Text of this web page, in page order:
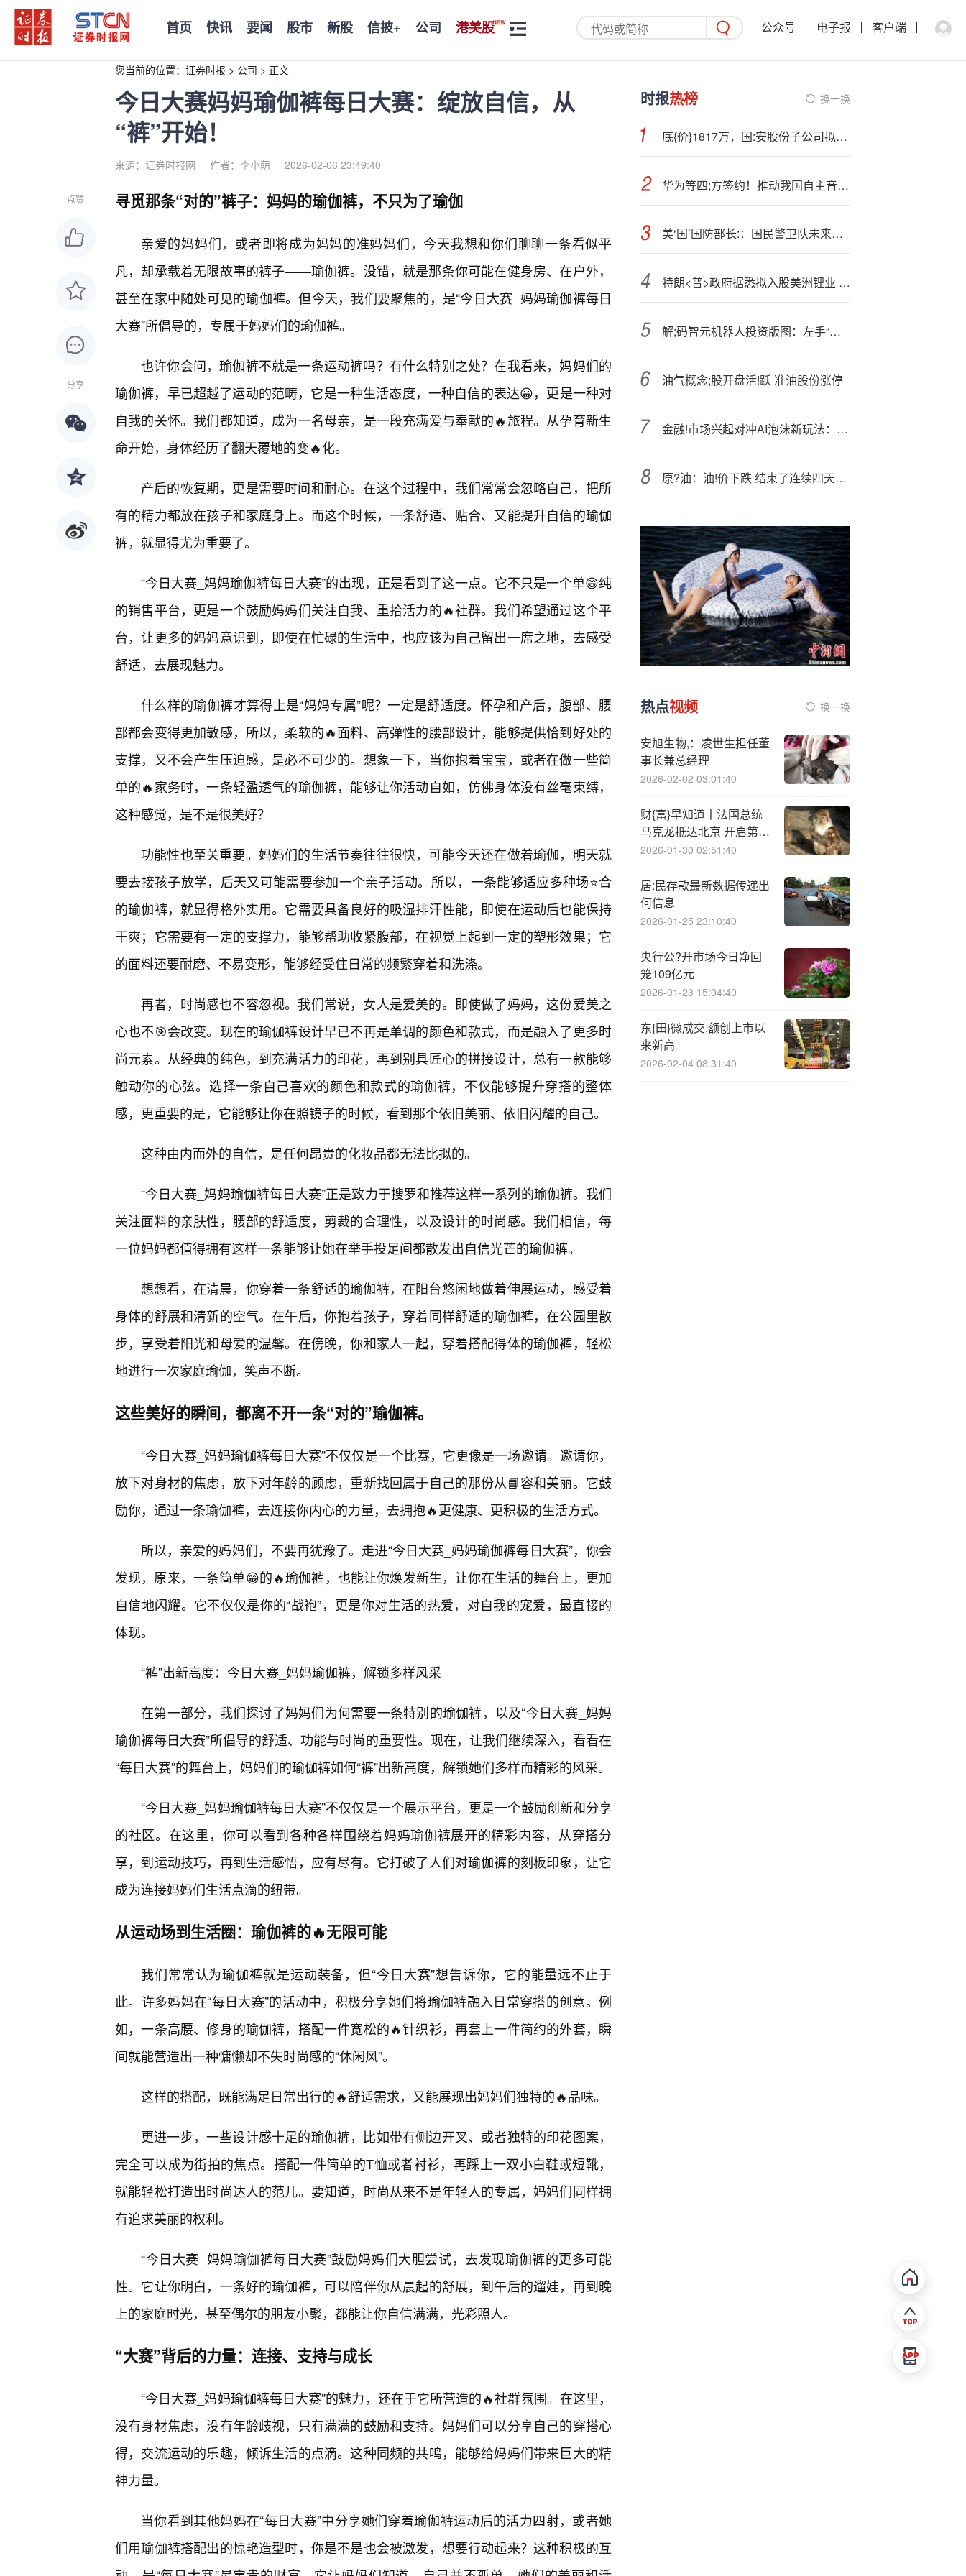
首页 快讯 要闻 股市 新股 信披+ 公司 港美股 公众号 电子报 客户端
您当前的位置： 证券时报 > 公司 > 正文
今日大赛妈妈瑜伽裤每日大赛：绽放自信，从
“裤”开始！
来源：证券时报网 作者：李小萌 2026-02-06 23:49:40
点赞
分享
寻觅那条“对的”裤子：妈妈的瑜伽裤，不只为了瑜伽
亲爱的妈妈们，或者即将成为妈妈的准妈妈们，今天我想和你们聊聊一条看似平
凡，却承载着无限故事的裤子——瑜伽裤。没错，就是那条你可能在健身房、在户外，
甚至在家中随处可见的瑜伽裤。但今天，我们要聚焦的，是“今日大赛_妈妈瑜伽裤每日
大赛”所倡导的，专属于妈妈们的瑜伽裤。
也许你会问，瑜伽裤不就是一条运动裤吗？有什么特别之处？在我看来，妈妈们的
瑜伽裤，早已超越了运动的范畴，它是一种生活态度，一种自信的表达😀，更是一种对
自我的关怀。我们都知道，成为一名母亲，是一段充满爱与奉献的🔥旅程。从孕育新生
命开始，身体经历了翻天覆地的变🔥化。
产后的恢复期，更是需要时间和耐心。在这个过程中，我们常常会忽略自己，把所
有的精力都放在孩子和家庭身上。而这个时候，一条舒适、贴合、又能提升自信的瑜伽
裤，就显得尤为重要了。
“今日大赛_妈妈瑜伽裤每日大赛”的出现，正是看到了这一点。它不只是一个单😁纯
的销售平台，更是一个鼓励妈妈们关注自我、重拾活力的🔥社群。我们希望通过这个平
台，让更多的妈妈意识到，即使在忙碌的生活中，也应该为自己留出一席之地，去感受
舒适，去展现魅力。
什么样的瑜伽裤才算得上是“妈妈专属”呢？一定是舒适度。怀孕和产后，腹部、腰
部都会变得更加敏感，所以，柔软的🔥面料、高弹性的腰部设计，能够提供恰到好处的
支撑，又不会产生压迫感，是必不可少的。想象一下，当你抱着宝宝，或者在做一些简
单的🔥家务时，一条轻盈透气的瑜伽裤，能够让你活动自如，仿佛身体没有丝毫束缚，
这种感觉，是不是很美好？
功能性也至关重要。妈妈们的生活节奏往往很快，可能今天还在做着瑜伽，明天就
要去接孩子放学，后天又可能需要参加一个亲子活动。所以，一条能够适应多种场⭐合
的瑜伽裤，就显得格外实用。它需要具备良好的吸湿排汗性能，即使在运动后也能保持
干爽；它需要有一定的支撑力，能够帮助收紧腹部，在视觉上起到一定的塑形效果；它
的面料还要耐磨、不易变形，能够经受住日常的频繁穿着和洗涤。
再者，时尚感也不容忽视。我们常说，女人是爱美的。即使做了妈妈，这份爱美之
心也不🎯会改变。现在的瑜伽裤设计早已不再是单调的颜色和款式，而是融入了更多时
尚元素。从经典的纯色，到充满活力的印花，再到别具匠心的拼接设计，总有一款能够
触动你的心弦。选择一条自己喜欢的颜色和款式的瑜伽裤，不仅能够提升穿搭的整体
感，更重要的是，它能够让你在照镜子的时候，看到那个依旧美丽、依旧闪耀的自己。
这种由内而外的自信，是任何昂贵的化妆品都无法比拟的。
“今日大赛_妈妈瑜伽裤每日大赛”正是致力于搜罗和推荐这样一系列的瑜伽裤。我们
关注面料的亲肤性，腰部的舒适度，剪裁的合理性，以及设计的时尚感。我们相信，每
一位妈妈都值得拥有这样一条能够让她在举手投足间都散发出自信光芒的瑜伽裤。
想想看，在清晨，你穿着一条舒适的瑜伽裤，在阳台悠闲地做着伸展运动，感受着
身体的舒展和清新的空气。在午后，你抱着孩子，穿着同样舒适的瑜伽裤，在公园里散
步，享受着阳光和母爱的温馨。在傍晚，你和家人一起，穿着搭配得体的瑜伽裤，轻松
地进行一次家庭瑜伽，笑声不断。
这些美好的瞬间，都离不开一条“对的”瑜伽裤。
“今日大赛_妈妈瑜伽裤每日大赛”不仅仅是一个比赛，它更像是一场邀请。邀请你，
放下对身材的焦虑，放下对年龄的顾虑，重新找回属于自己的那份从📘容和美丽。它鼓
励你，通过一条瑜伽裤，去连接你内心的力量，去拥抱🔥更健康、更积极的生活方式。
所以，亲爱的妈妈们，不要再犹豫了。走进“今日大赛_妈妈瑜伽裤每日大赛”，你会
发现，原来，一条简单😁的🔥瑜伽裤，也能让你焕发新生，让你在生活的舞台上，更加
自信地闪耀。它不仅仅是你的“战袍”，更是你对生活的热爱，对自我的宠爱，最直接的
体现。
“裤”出新高度：今日大赛_妈妈瑜伽裤，解锁多样风采
在第一部分，我们探讨了妈妈们为何需要一条特别的瑜伽裤，以及“今日大赛_妈妈
瑜伽裤每日大赛”所倡导的舒适、功能与时尚的重要性。现在，让我们继续深入，看看在
“每日大赛”的舞台上，妈妈们的瑜伽裤如何“裤”出新高度，解锁她们多样而精彩的风采。
“今日大赛_妈妈瑜伽裤每日大赛”不仅仅是一个展示平台，更是一个鼓励创新和分享
的社区。在这里，你可以看到各种各样围绕着妈妈瑜伽裤展开的精彩内容，从穿搭分
享，到运动技巧，再到生活感悟，应有尽有。它打破了人们对瑜伽裤的刻板印象，让它
成为连接妈妈们生活点滴的纽带。
从运动场到生活圈：瑜伽裤的🔥无限可能
我们常常认为瑜伽裤就是运动装备，但“今日大赛”想告诉你，它的能量远不止于
此。许多妈妈在“每日大赛”的活动中，积极分享她们将瑜伽裤融入日常穿搭的创意。例
如，一条高腰、修身的瑜伽裤，搭配一件宽松的🔥针织衫，再套上一件简约的外套，瞬
间就能营造出一种慵懒却不失时尚感的“休闲风”。
这样的搭配，既能满足日常出行的🔥舒适需求，又能展现出妈妈们独特的🔥品味。
更进一步，一些设计感十足的瑜伽裤，比如带有侧边开叉、或者独特的印花图案，
完全可以成为街拍的焦点。搭配一件简单的T恤或者衬衫，再踩上一双小白鞋或短靴，
就能轻松打造出时尚达人的范儿。要知道，时尚从来不是年轻人的专属，妈妈们同样拥
有追求美丽的权利。
“今日大赛_妈妈瑜伽裤每日大赛”鼓励妈妈们大胆尝试，去发现瑜伽裤的更多可能
性。它让你明白，一条好的瑜伽裤，可以陪伴你从晨起的舒展，到午后的遛娃，再到晚
上的家庭时光，甚至偶尔的朋友小聚，都能让你自信满满，光彩照人。
“大赛”背后的力量：连接、支持与成长
“今日大赛_妈妈瑜伽裤每日大赛”的魅力，还在于它所营造的🔥社群氛围。在这里，
没有身材焦虑，没有年龄歧视，只有满满的鼓励和支持。妈妈们可以分享自己的穿搭心
得，交流运动的乐趣，倾诉生活的点滴。这种同频的共鸣，能够给妈妈们带来巨大的精
神力量。
当你看到其他妈妈在“每日大赛”中分享她们穿着瑜伽裤运动后的活力四射，或者她
们用瑜伽裤搭配出的惊艳造型时，你是不是也会被激发，想要行动起来？这种积极的互
时报热榜 换一换
底{价}1817万，国:安股份子公司拟转让上海商办房产
华为等四;方签约！推动我国自主音视频技术标准产业化
美‘国’国防部长:：国民警卫队未来一周将“涌入”华盛顿特区
特朗<普>政府据悉拟入股美洲锂业 凸显加速关键矿产本地供应链发展意图
解;码智元机器人投资版图：左手“上纬新材”右手“玉禾田”
油气概念;股开盘活!跃 准油股份涨停
金融!市场兴起对冲AI泡沫新玩法：押注重金投AI的甲骨文债务违约
原?油：油!价下跌 结束了连续四天的涨势
热点视频 换一换
安旭生物,：凌世生担任董
事长兼总经理
2026-02-02 03:01:40
财{富}早知道丨法国总统
马克龙抵达北京 开启第四
次对华国事访问
2026-01-30 02:51:40
居:民存款最新数据传递出
何信息
2026-01-25 23:10:40
央行公?开市场今日净回
笼109亿元
2026-01-23 15:04:40
东{田}微成交.额创上市以
来新高
2026-02-04 08:31:40